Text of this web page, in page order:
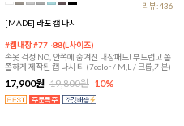
리뷰:436
[MADE] 라포 캡 나시
#캡내장 #77~88(L사이즈)
속옷 걱정 NO, 안쪽에 숨겨진 내장패드! 부드럽고 쫀
쫀하게 제작된 캡 나시 티 (7color / M,L / 크롭,기본)
17,900원 19,800원 10%